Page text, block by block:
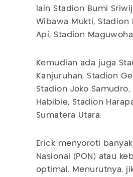
lain Stadion Bumi
Wibawa Mukti, Stadion
Api, Stadion
Kemudian ada juga
Kanjuruhan, Stadion
Stadion Joko
Habibie, Stadion
Sumatera Utara.
Erick menyoroti
Nasional (PON) atau
optimal. Menurutnya,